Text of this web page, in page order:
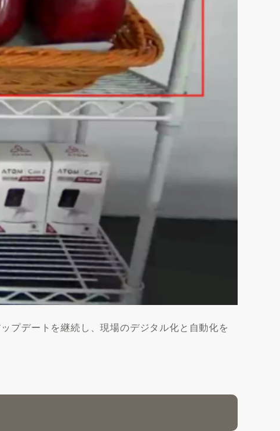
プデートを継続し、現場のデジタル化と自動化を